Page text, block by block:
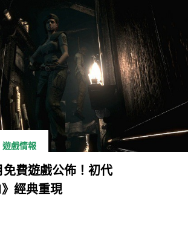
遊戲情報
費遊戲公佈！初代
經典重現